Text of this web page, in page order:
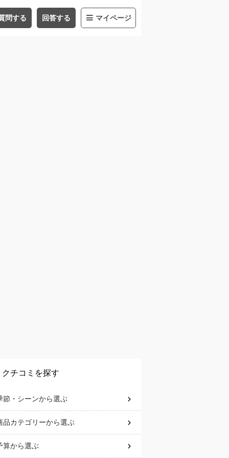
問する 回答する マイページ
クチコミを探す
節・シーンから選ぶ
品カテゴリーから選ぶ
算から選ぶ